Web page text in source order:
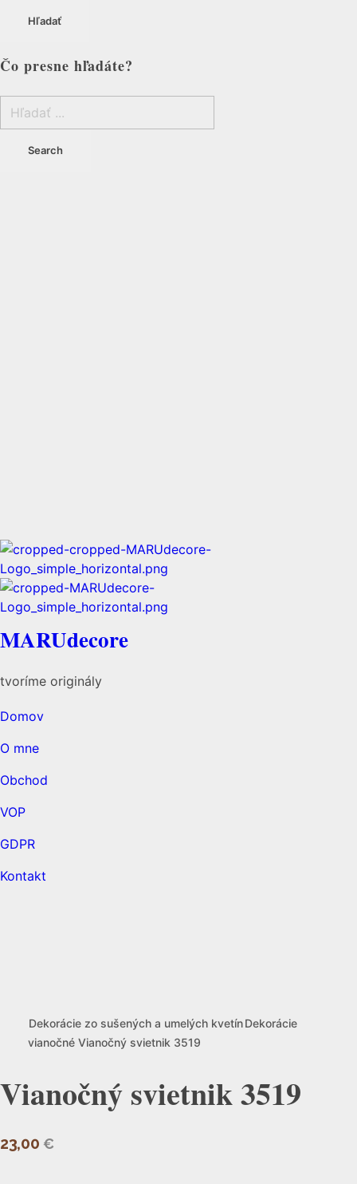
Hľadať
Čo presne hľadáte?
MARUdecore
tvoríme originály
Domov
O mne
Obchod
VOP
GDPR
Kontakt
Dekorácie zo sušených a umelých kvetínDekorácie
vianočné Vianočný svietnik 3519
Vianočný svietnik 3519
23,00 €